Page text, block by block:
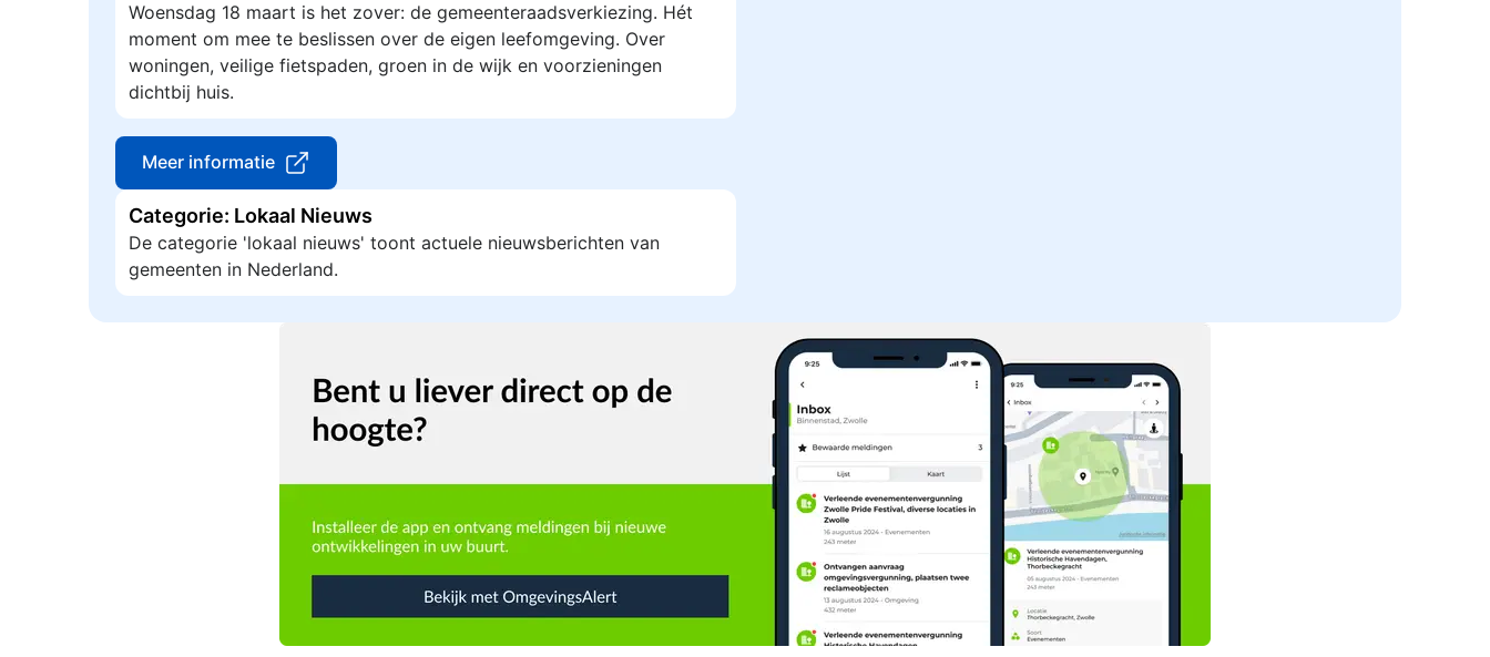
Woensdag 18 maart is het zover: de gemeenteraadsverkiezing. Hét
moment om mee te beslissen over de eigen leefomgeving. Over
woningen, veilige fietspaden, groen in de wijk en voorzieningen
dichtbij huis.
Meer informatie
Categorie: Lokaal Nieuws
De categorie 'lokaal nieuws' toont actuele nieuwsberichten van
gemeenten in Nederland.